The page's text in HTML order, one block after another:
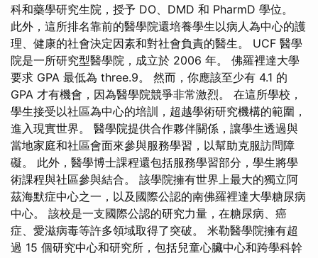
科和藥學研究生院，授予 DO、DMD 和 PharmD 學位。
此外，這所排名靠前的醫學院還培養學生以病人為中心的護
理、健康的社會決定因素和對社會負責的醫生。 UCF 醫學
院是一所研究型醫學院，成立於 2006 年。 佛羅裡達大學
要求 GPA 最低為 three.9。 然而，你應該至少有 4.1 的
GPA 才有機會，因為醫學院競爭非常激烈。 在這所學校，
學生接受以社區為中心的培訓，超越學術研究機構的範圍，
進入現實世界。 醫學院提供合作夥伴關係，讓學生透過與
當地家庭和社區會面來參與服務學習，以幫助克服訪問障
礙。 此外，醫學博士課程還包括服務學習部分，學生將學
術課程與社區參與結合。 該學院擁有世界上最大的獨立阿
茲海默症中心之一，以及國際公認的南佛羅裡達大學糖尿病
中心。 該校是一支國際公認的研究力量，在糖尿病、癌
症、愛滋病毒等許多領域取得了突破。 米勒醫學院擁有超
過 15 個研究中心和研究所，包括兒童心臟中心和跨學科幹